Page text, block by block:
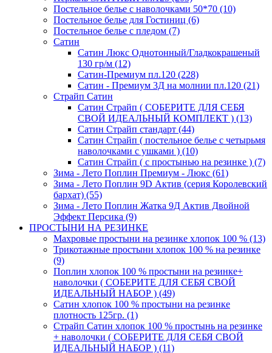
Постельное белье с наволочками 50*70 (10)
Постельное белье для Гостиниц (6)
Постельное белье с пледом (7)
Сатин
Сатин Люкс Однотонный/Гладкокрашеный
130 гр/м (12)
Сатин-Премиум пл.120 (228)
Сатин - Премиум 3Д на молнии пл.120 (21)
Страйп Сатин
Сатин Страйп ( СОБЕРИТЕ ДЛЯ СЕБЯ
СВОЙ ИДЕАЛЬНЫЙ КОМПЛЕКТ ) (13)
Сатин Страйп стандарт (44)
Сатин Страйп ( постельное белье с четырьмя
наволочками с ушками ) (10)
Сатин Страйп ( с простынью на резинке ) (7)
Зима - Лето Поплин Премиум - Люкс (61)
Зима - Лето Поплин 9D Актив (серия Королевский
бархат) (55)
Зима - Лето Поплин Жатка 9Д Актив Двойной
Эффект Персика (9)
ПРОСТЫНИ НА РЕЗИНКЕ
Махровые простыни на резинке хлопок 100 % (13)
Трикотажные простыни хлопок 100 % на резинке
(9)
Поплин хлопок 100 % простыни на резинке+
наволочки ( СОБЕРИТЕ ДЛЯ СЕБЯ СВОЙ
ИДЕАЛЬНЫЙ НАБОР ) (49)
Сатин хлопок 100 % простыни на резинке
плотность 125гр. (1)
Страйп Сатин хлопок 100 % простынь на резинке
+ наволочки ( СОБЕРИТЕ ДЛЯ СЕБЯ СВОЙ
ИДЕАЛЬНЫЙ НАБОР ) (11)